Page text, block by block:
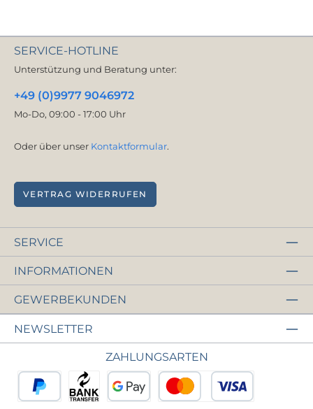
SERVICE-HOTLINE
Unterstützung und Beratung unter:
+49 (0)9977 9046972
Mo-Do, 09:00 - 17:00 Uhr
Oder über unser Kontaktformular.
VERTRAG WIDERRUFEN
SERVICE
INFORMATIONEN
GEWERBEKUNDEN
NEWSLETTER
ZAHLUNGSARTEN